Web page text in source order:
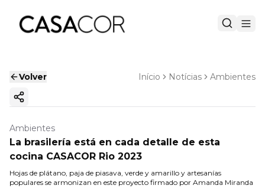
Volver Início Notícias Ambientes
Copiar enlace
Ambientes
La brasilería está en cada detalle de esta
cocina CASACOR Rio 2023
Hojas de plátano, paja de piasava, verde y amarillo y artesanías
populares se armonizan en este proyecto firmado por Amanda Miranda